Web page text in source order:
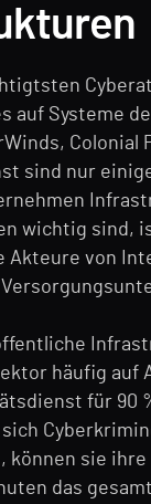
auf Systeme
Colonial
sind nur
wichtig sind,
Akteure von
häufig auf
für 90
können sie
das